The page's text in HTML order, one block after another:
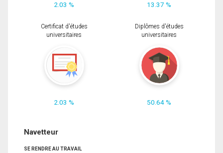
2.03 % 13.37 %
Certificat d'études
universitaires
2.03 %
Diplômes d'études
universitaires
50.64 %
Navetteur
SE RENDRE AU TRAVAIL